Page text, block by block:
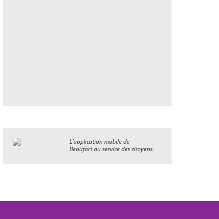
L’application mobile de
Beaufort au service des citoyens.